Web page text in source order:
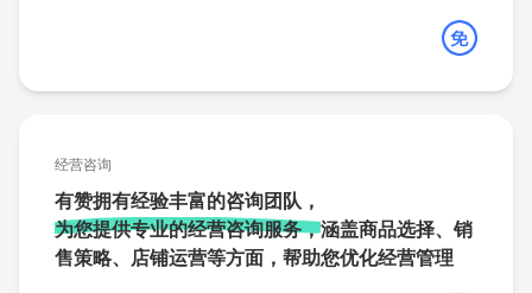
经营咨询
有赞拥有经验丰富的咨询团队，
为您提供专业的经营咨询服务，涵盖商品选择、销
售策略、店铺运营等方面，帮助您优化经营管理